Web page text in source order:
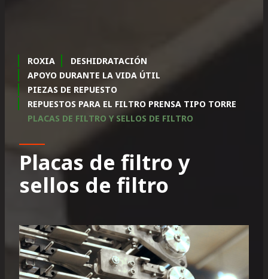
ROXIA
DESHIDRATACIÓN
APOYO DURANTE LA VIDA ÚTIL
PIEZAS DE REPUESTO
REPUESTOS PARA EL FILTRO PRENSA TIPO TORRE
PLACAS DE FILTRO Y SELLOS DE FILTRO
Placas de filtro y
sellos de filtro